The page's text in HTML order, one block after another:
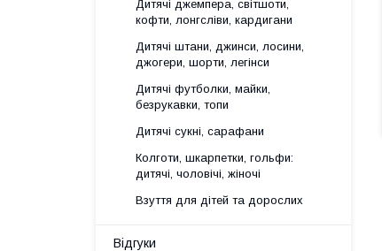
Дитячі джемпера, світшоти,
кофти, лонгсліви, кардигани
Дитячі штани, джинси, лосини,
джогери, шорти, легінси
Дитячі футболки, майки,
безрукавки, топи
Дитячі сукні, сарафани
Колготи, шкарпетки, гольфи:
дитячі, чоловічі, жіночі
Взуття для дітей та дорослих
Відгуки